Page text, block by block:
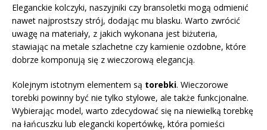
Eleganckie kolczyki, naszyjniki czy bransoletki mogą odmienić
nawet najprostszy strój, dodając mu blasku. Warto zwrócić
uwagę na materiały, z jakich wykonana jest biżuteria,
stawiając na metale szlachetne czy kamienie ozdobne, które
dobrze komponują się z wieczorową elegancją.
Kolejnym istotnym elementem są torebki. Wieczorowe
torebki powinny być nie tylko stylowe, ale także funkcjonalne.
Wybierając model, warto zdecydować się na niewielką torebkę
na łańcuszku lub elegancki kopertówkę, która pomieści